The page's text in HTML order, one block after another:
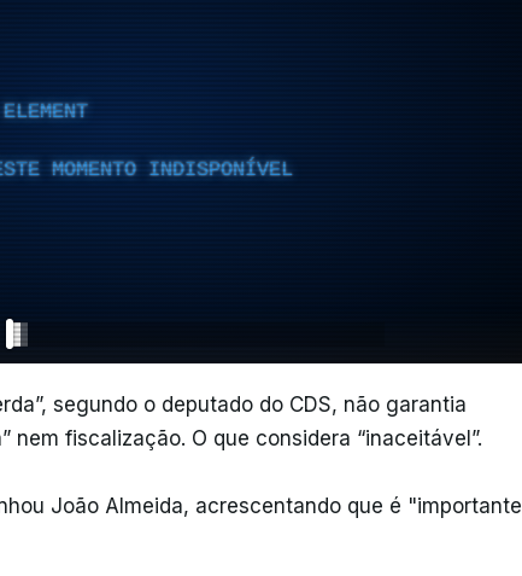
MOMENTO INDISPONÍVEL
segundo o deputado do CDS, não garantia
nem fiscalização. O que considera “inaceitável”.
João Almeida, acrescentando que é "importante